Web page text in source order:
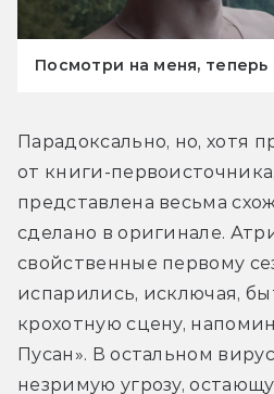
Посмотри на меня, теперь
Парадоксально, но, хотя
от книги-
представлена весьма
сделано в оригинале.
свойственные первому
испарились, исключая,
крохотную сцену,
Пусан». В остальном
незримую угрозу,